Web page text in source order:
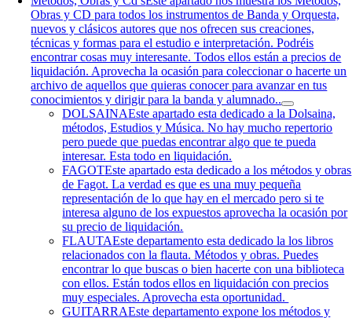
Obras y CD para todos los instrumentos de Banda y Orquesta,
nuevos y clásicos autores que nos ofrecen sus creaciones,
técnicas y formas para el estudio e interpretación. Podréis
encontrar cosas muy interesante. Todos ellos están a precios de
liquidación. Aprovecha la ocasión para coleccionar o hacerte un
archivo de aquellos que quieras conocer para avanzar en tus
conocimientos y dirigir para la banda y alumnado..
DOLSAINAEste apartado esta dedicado a la Dolsaina,
métodos, Estudios y Música. No hay mucho repertorio
pero puede que puedas encontrar algo que te pueda
interesar. Esta todo en liquidación.
FAGOTEste apartado esta dedicado a los métodos y obras
de Fagot. La verdad es que es una muy pequeña
representación de lo que hay en el mercado pero si te
interesa alguno de los expuestos aprovecha la ocasión por
su precio de liquidación.
FLAUTAEste departamento esta dedicado la los libros
relacionados con la flauta. Métodos y obras. Puedes
encontrar lo que buscas o bien hacerte con una biblioteca
con ellos. Están todos ellos en liquidación con precios
muy especiales. Aprovecha esta oportunidad.
GUITARRAEste departamento expone los métodos y